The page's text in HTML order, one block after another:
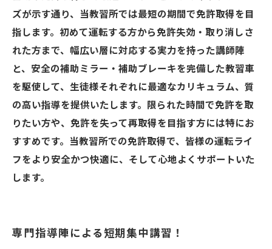
ズが示す通り、当教習所では最短の期間で免許取得を目
指します。初めて運転する方から免許失効・取り消しさ
れた方まで、幅広い層に対応する実力を持った講師陣
と、安全の補助ミラー・補助ブレーキを完備した教習車
を駆使して、生徒様それぞれに最適なカリキュラム、質
の高い指導を提供いたします。限られた時間で免許を取
りたい方や、免許を失って再取得を目指す方には特にお
すすめです。当教習所での免許取得で、皆様の運転ライ
フをより安全かつ快適に、そして心地よくサポートいた
します。
専門指導陣による短期集中講習！